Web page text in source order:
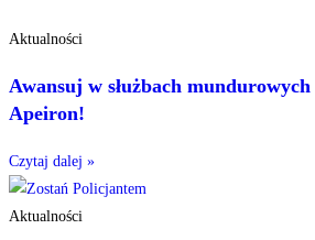
Aktualności
Awansuj w służbach
Apeiron!
Czytaj dalej »
Aktualności